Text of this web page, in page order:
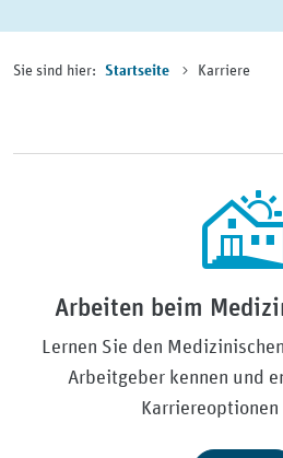
Sie sind hier: Startseite Karriere
Arbeiten beim
Lernen Sie den
Arbeitgeber kennen und